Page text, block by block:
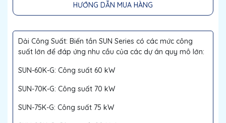
HƯỚNG DẪN MUA HÀNG
Dải Công Suất: Biến tần SUN Series có các mức công
suất lớn để đáp ứng nhu cầu của các dự án quy mô lớn:
SUN-60K-G: Công suất 60 kW
SUN-70K-G: Công suất 70 kW
SUN-75K-G: Công suất 75 kW